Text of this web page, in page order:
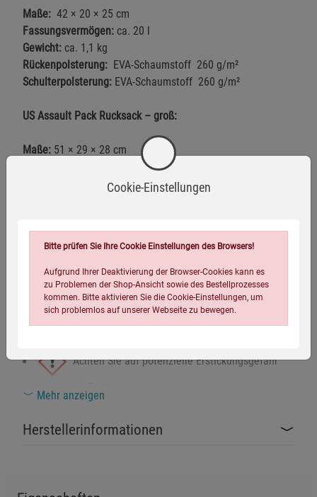
Maße: 42 × 20 × 25 cm
Fassungsvermögen: ca. 20 l
Gewicht: ca. 1,1 kg
Rückenpolsterung: EVA-Schaumstoff 260 g/m²
Schulterpolsterung: EVA-Schaumstoff 260 g/m²
US Assault Pack Rucksack – groß:
Maße: 51 × 29 × 28 cm
ca. 36 l
Warnhinweise / Sicherheitsinformationen
Achten Sie auf potenzielle Erstickungsgefahr
bei kleinen Teilen.
Mehr anzeigen
Herstellerinformationen
Cookie-Einstellungen
Bitte prüfen Sie Ihre Cookie Einstellungen des Browsers!
Aufgrund Ihrer Deaktivierung der Browser-Cookies kann es
zu Problemen der Shop-Ansicht sowie des Bestellprozesses
kommen. Bitte aktivieren Sie die Cookie-Einstellungen, um
sich problemlos auf unserer Webseite zu bewegen.
Einstellungen speichern für die GruppeEinstellungen speichern für die Gruppe